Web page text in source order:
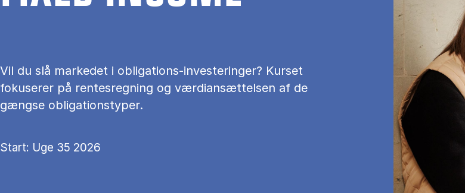
Vil du slå markedet i obligations-investeringer? Kurset
fokuserer på rentesregning og værdiansættelsen af de
gængse obligationstyper.
Start: Uge 35 2026